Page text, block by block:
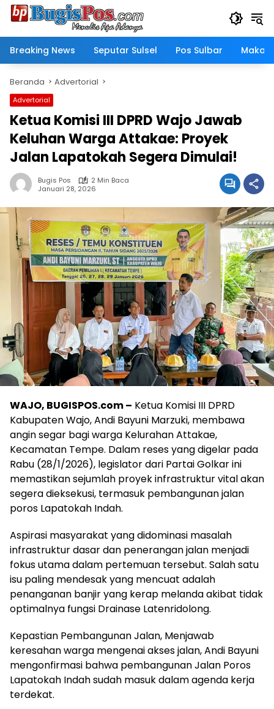
Langsung
Breaking News
Seputar Sulsel Pos Sulbar
Beranda Advertorial
Advertorial
Ketua Komisi III DPRD Wajo Jawab
Keluhan Warga Attakae: Proyek
Jalan Lapatokah Segera Dimulai!
Bugis Pos
2 Min Baca
Januari 28, 2026
WAJO, BUGISPOS.com – Ketua Komisi III DPRD
Kabupaten Wajo, Andi Bayuni Marzuki, membawa
angin segar bagi warga Kelurahan Attakae,
Kecamatan Tempe. Dalam reses yang digelar pada
Rabu (28/1/2026), legislator dari Partai Golkar ini
memastikan sejumlah proyek infrastruktur vital akan
segera dieksekusi, termasuk pembangunan jalan
poros Lapatokah Indah.
Aspirasi masyarakat yang didominasi masalah
infrastruktur dasar dan penerangan jalan menjadi
fokus utama dalam pertemuan tersebut. Salah satu
isu paling mendesak yang mencuat adalah
penanganan banjir yang kerap melanda akibat tidak
optimalnya fungsi Drainase Latenridolong.
Kepastian Pembangunan Jalan, Menjawab
keresahan warga mengenai akses jalan, Andi Bayuni
mengonfirmasi bahwa pembangunan Jalan Poros
Lapatokah Indah sudah masuk dalam agenda kerja
terdekat.